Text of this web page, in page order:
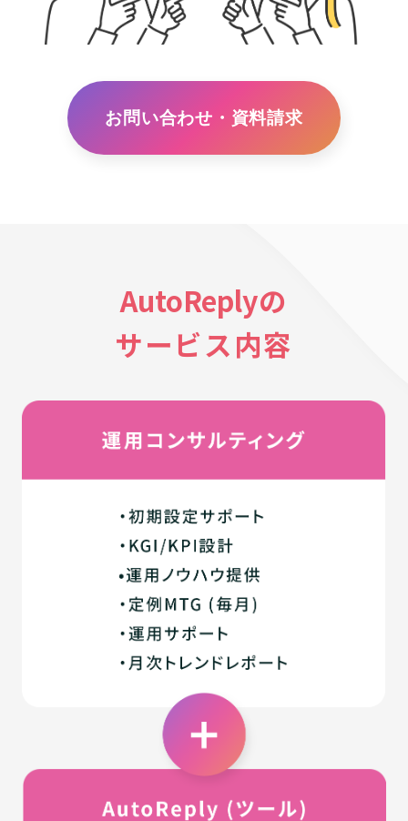
お問い合わせ・資料請求
AutoReplyの
サービス内容